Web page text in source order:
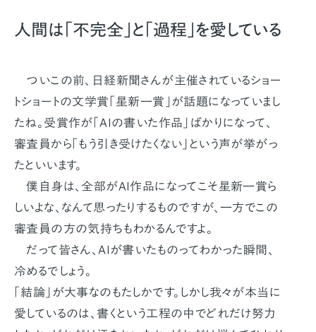
人間は「不完全」と「過程」を愛している
ついこの前、日経新聞さんが主催されているショー
トショートの文学賞「星新一賞」が話題になっていまし
たね。受賞作が「AIの書いた作品」ばかりになって、
審査員から「もう引き受けたくない」という声が挙がっ
たといいます。
僕自身は、全部がAI作品になってこそ星新一賞ら
しいよな、なんて思ったりするものですが、一方でこの
審査員の方の気持ちもわかるんですよ。
だって皆さん、AIが書いたものってわかった瞬間、
冷めるでしょう。
「結論」が大事なのもたしかです。しかし我々が本当に
愛しているのは、書くという工程の中でどれだけ努力